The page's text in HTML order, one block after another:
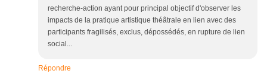
recherche-action ayant pour principal objectif d'observer les
impacts de la pratique artistique théâtrale en lien avec des
participants fragilisés, exclus, dépossédés, en rupture de lien
social...
Répondre